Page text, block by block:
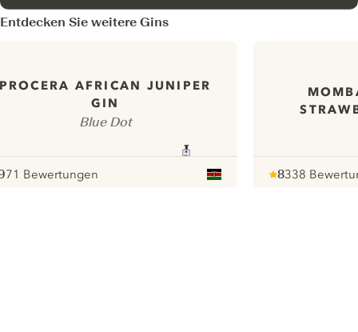
Entdecken Sie weitere Gins
AFRICAN JUNIPER
GIN
Blue Dot
71 Bewertungen
8338